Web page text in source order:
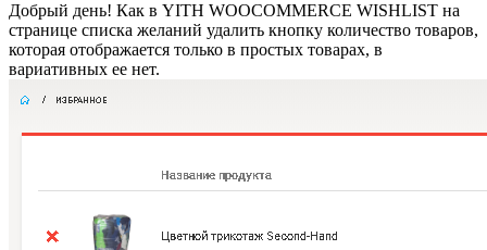
Добрый день! Как в YITH WOOCOMMERCE WISHLIST на
странице списка желаний удалить кнопку количество товаров,
которая отображается только в простых товарах, в
вариативных ее нет.